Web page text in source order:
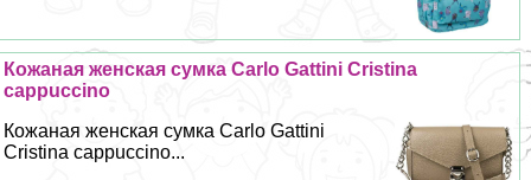
Кожаная женская сумка Carlo Gattini Cristina
cappuccino
Кожаная женская сумка Carlo Gattini
Cristina cappuccino...